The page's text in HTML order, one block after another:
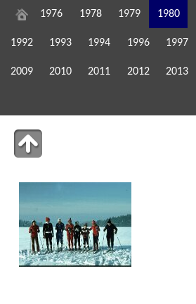
1976 1978 1979 1980
1992 1993 1994 1996 1997
2009 2010 2011 2012 2013